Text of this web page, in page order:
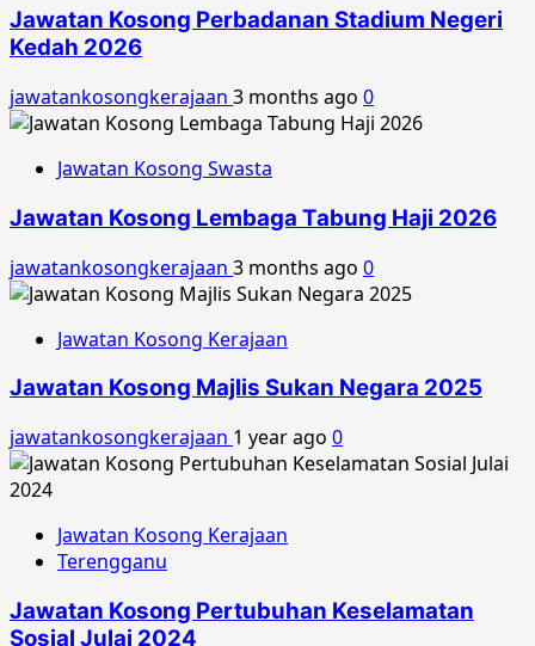
Jawatan Kosong Perbadanan Stadium Negeri
Kedah 2026
jawatankosongkerajaan 3 months ago 0
Jawatan Kosong Swasta
Jawatan Kosong Lembaga Tabung Haji 2026
jawatankosongkerajaan 3 months ago 0
Jawatan Kosong Kerajaan
Jawatan Kosong Majlis Sukan Negara 2025
jawatankosongkerajaan 1 year ago 0
Jawatan Kosong Kerajaan
Terengganu
Jawatan Kosong Pertubuhan Keselamatan
Sosial Julai 2024